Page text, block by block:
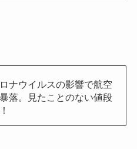
ナウイルスの影響で航空
落。見たことのない値段